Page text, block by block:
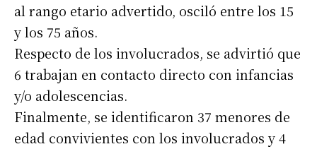
al rango etario advertido, osciló entre los 15
y los 75 años.
Respecto de los involucrados, se advirtió que
6 trabajan en contacto directo con infancias
y/o adolescencias.
Finalmente, se identificaron 37 menores de
edad convivientes con los involucrados y 4